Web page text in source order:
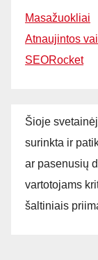
Masažuokliai
Atnaujintos
SEORocket
Šioje
surinkta ir
ar pasenusių
vartotojams
šaltiniais